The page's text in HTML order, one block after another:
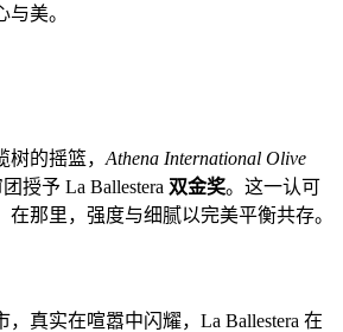
美。
的摇篮， Athena International Olive
授予 La Ballestera 双金奖。这一认可
那里，强度与细腻以完美平衡共存。
真实在喧嚣中闪耀，La Ballestera 在